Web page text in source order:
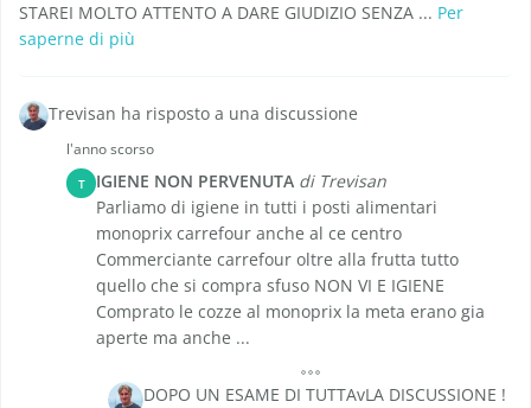
STAREI MOLTO ATTENTO A DARE GIUDIZIO SENZA ... Per
saperne di più
Trevisan ha risposto a una discussione
l'anno scorso
T IGIENE NON PERVENUTA di Trevisan
Parliamo di igiene in tutti i posti alimentari
monoprix carrefour anche al ce centro
Commerciante carrefour oltre alla frutta tutto
quello che si compra sfuso NON VI E IGIENE
Comprato le cozze al monoprix la meta erano gia
aperte ma anche ...
DOPO UN ESAME DI TUTTAvLA DISCUSSIONE !